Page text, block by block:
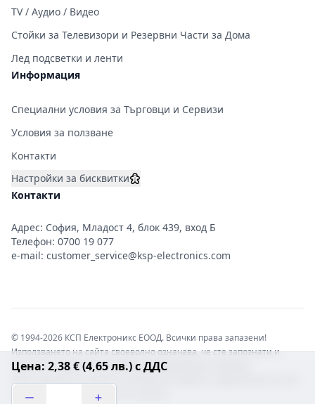
Цена: 2,38 € (4,65 лв.) с ДДС
TV / Аудио / Видео
Стойки за Телевизори и Резервни Части за Дома
Лед подсветки и ленти
Информация
Специални условия за Търговци и Сервизи
Условия за ползване
Контакти
Настройки за бисквитки
Контакти
Адрес: София, Младост 4, блок 439, вход Б
Телефон: 0700 19 077
e-mail: customer_service@ksp-electronics.com
© 1994-2026 КСП Електроникс ЕООД. Всички права запазени!
Използването на сайта своеволно означава, че сте запознати и
съгласни с правната информация обвързваща софтуера.
отговорност с цялата сила на закона!